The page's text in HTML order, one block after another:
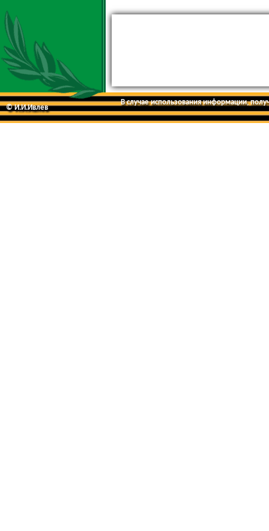
© И.И.Ивлев
В случае использования информации,